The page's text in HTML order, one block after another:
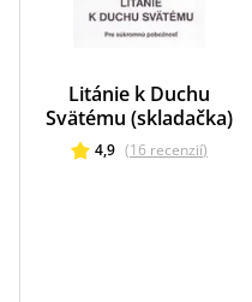
Litánie k Duchu
Svätému (skladačka)
4,9 (16 recenzií)